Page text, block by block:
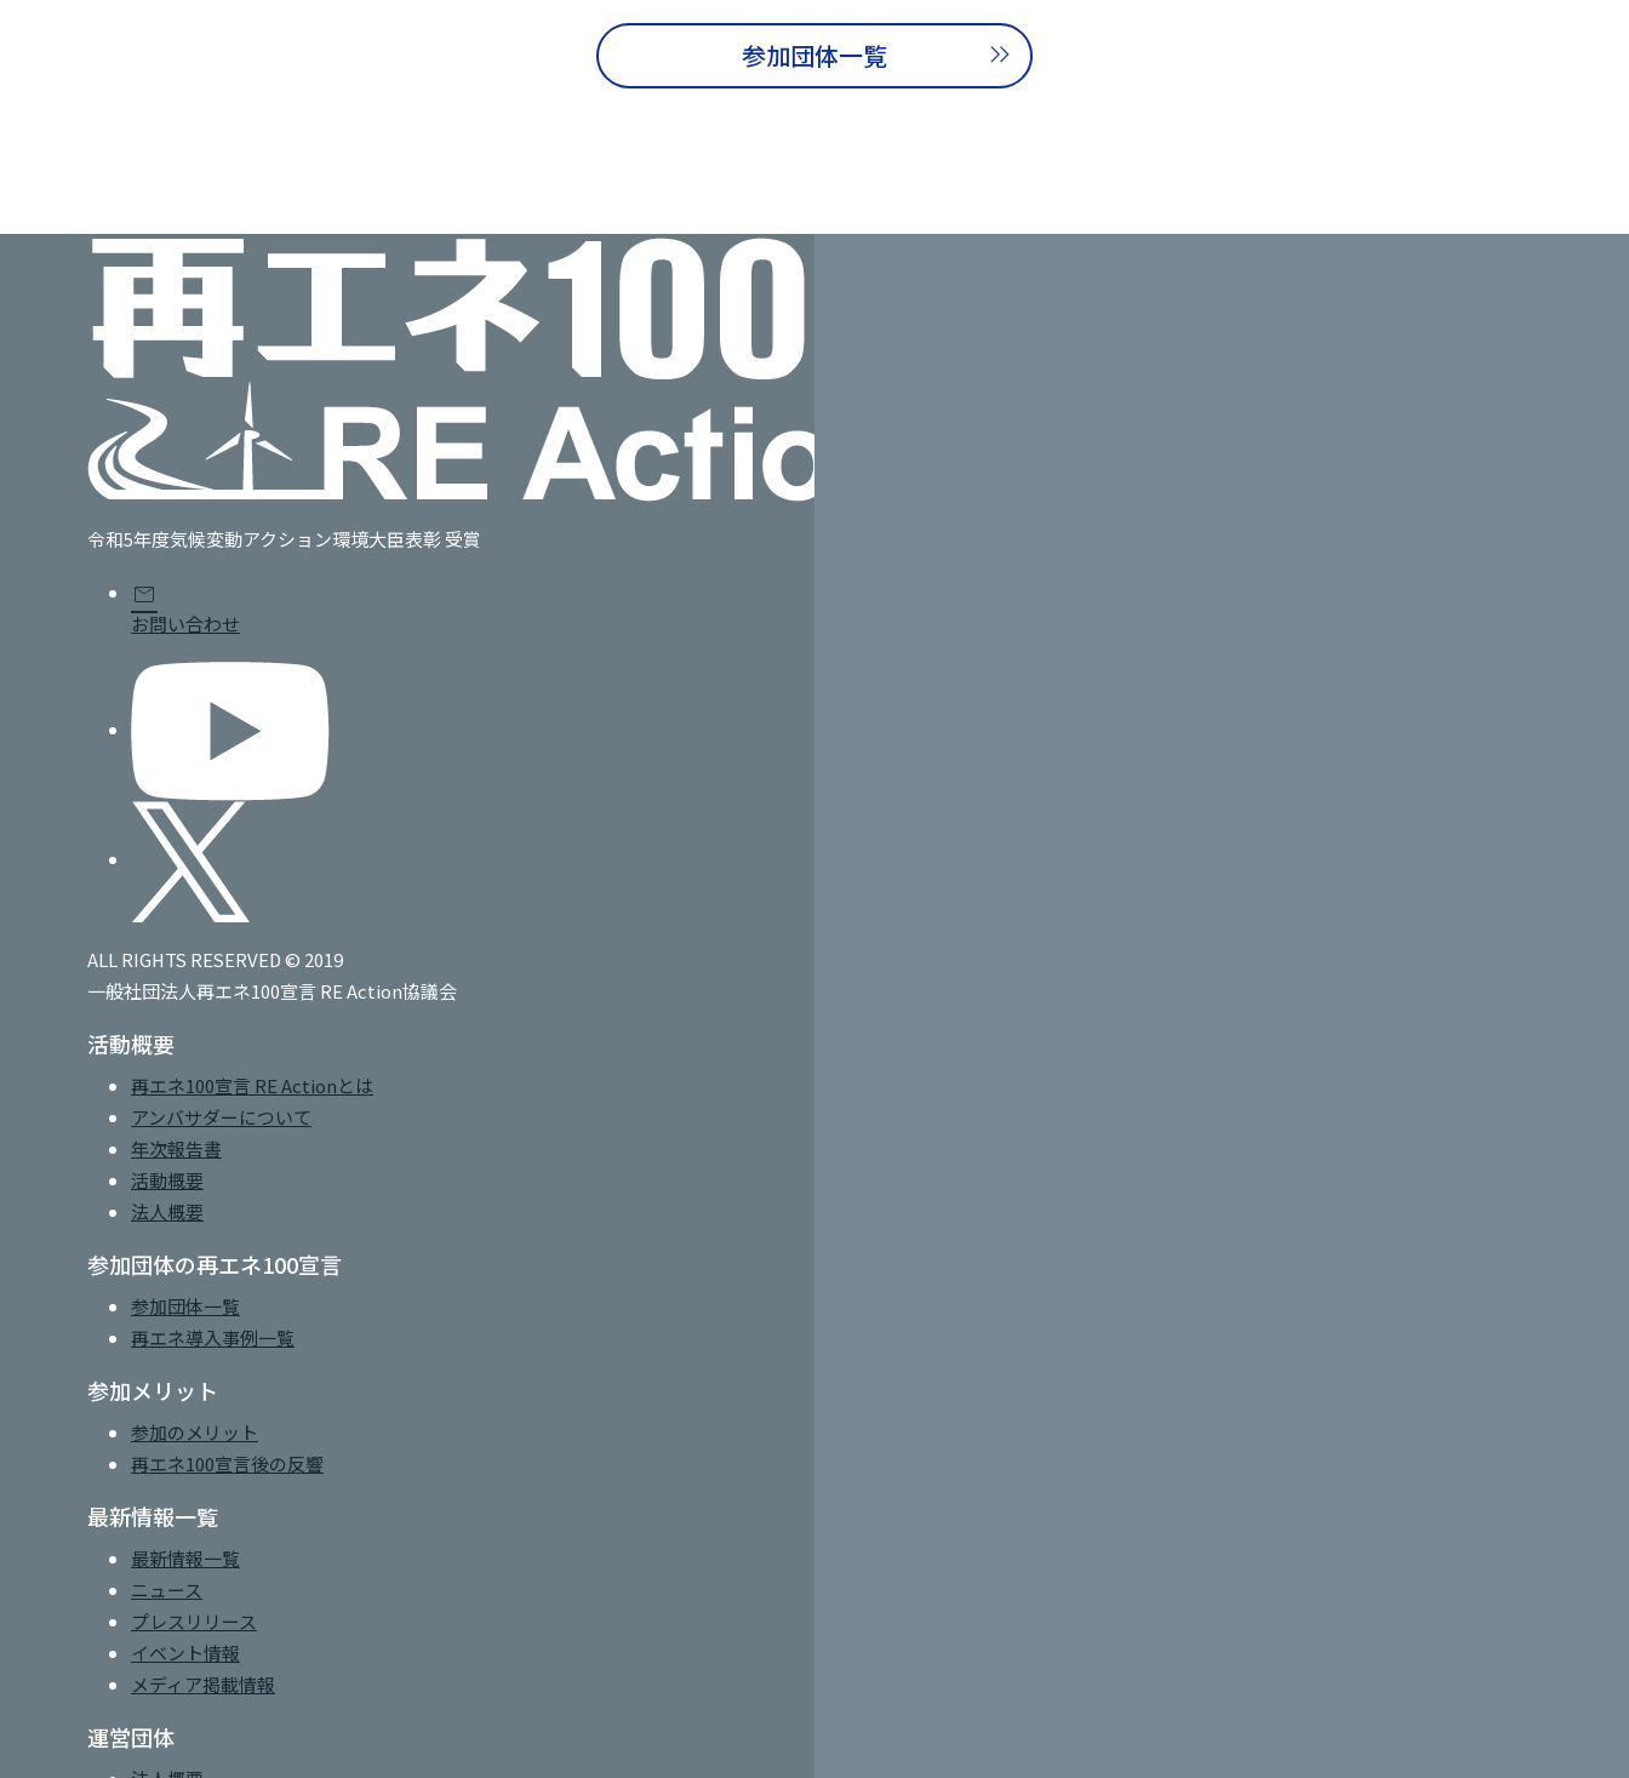
参加団体一覧
令和5年度気候変動アクション環境大臣表彰 受賞
mail
お問い合わせ
ALL RIGHTS RESERVED © 2019
一般社団法人再エネ100宣言 RE Action協議会
活動概要
再エネ100宣言 RE Actionとは
アンバサダーについて
年次報告書
活動概要
法人概要
参加団体の再エネ100宣言
参加団体一覧
再エネ導入事例一覧
参加メリット
参加のメリット
再エネ100宣言後の反響
最新情報一覧
最新情報一覧
ニュース
プレスリリース
イベント情報
メディア掲載情報
運営団体